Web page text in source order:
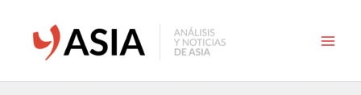
contenido